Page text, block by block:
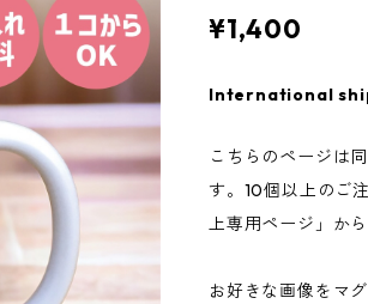
¥1,400
International
こちらのページは
す。10個以上のご
上専用ページ」か
お好きな画像をマ